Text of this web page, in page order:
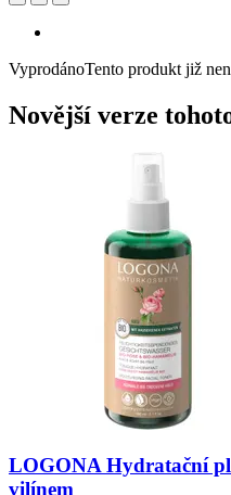
VyprodánoTento produkt již
Novější verze
LOGONAHydratační
vilínem